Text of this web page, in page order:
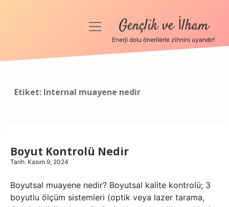
Anasayfa
menüyüGençlik ve İlham
Enerji dolu önerilerle zihnini uyandır!
Etiket: Internal muayene nedir
Boyut Kontrolü Nedir
Tarih: Kasım 9, 2024
Boyutsal muayene nedir? Boyutsal kalite kontrolü; 3
boyutlu ölçüm sistemleri (optik veya lazer tarama,